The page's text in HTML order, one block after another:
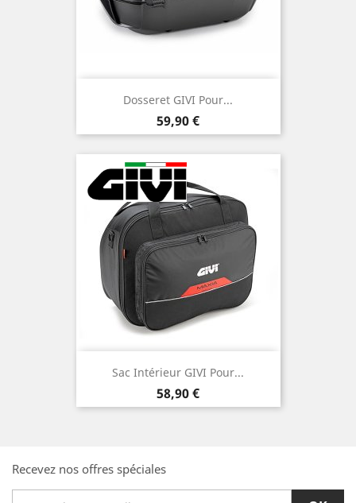
Dosseret GIVI Pour...
Prix
59,90 €
Sac Intérieur GIVI Pour...
Prix
58,90 €
Recevez nos offres spéciales